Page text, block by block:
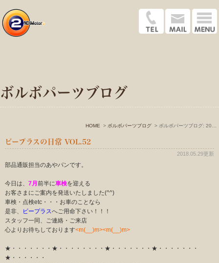
ボルボパーツブログ
HOME ボルボパーツブログ
ビープラスの日常 VOL.52
2018.05.29更新
部品通販担当のあやパンです。
今日は、 7月 前半に車検を迎える
お客さまにご案内を発送いたしました(^^)
車検・点検etc・・・お車のことなら
是非、
ビープラスへご用命下さい！！！
スタッフ一同、ご連絡・ご来店
心よりお待ちしております<m(__)m><m(__)m>
★・・・・・・・★・・・・・・・・★・・・・・・・★・・・・・・・
★・・・・・・